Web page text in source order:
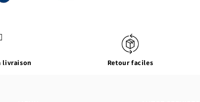
livraison Retour faciles